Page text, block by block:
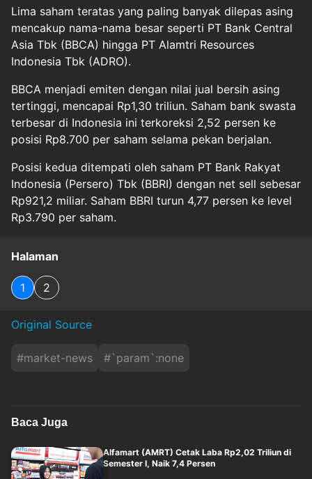
Lima saham teratas yang paling banyak dilepas asing
mencakup nama-nama besar seperti PT Bank Central
Asia Tbk (BBCA) hingga PT Alamtri Resources
Indonesia Tbk (ADRO).
BBCA menjadi emiten dengan nilai jual bersih asing
tertinggi, mencapai Rp1,30 triliun. Saham bank swasta
terbesar di Indonesia ini terkoreksi 2,52 persen ke
posisi Rp8.700 per saham selama pekan berjalan.
Posisi kedua ditempati oleh saham PT Bank Rakyat
Indonesia (Persero) Tbk (BBRI) dengan net sell sebesar
Rp921,2 miliar. Saham BBRI turun 4,77 persen ke level
Rp3.790 per saham.
Halaman
1 2
Original Source
#market-news #`param`:none
Baca Juga
Alfamart (AMRT) Cetak Laba Rp2,02 Triliun di
Semester I, Naik 7,4 Persen